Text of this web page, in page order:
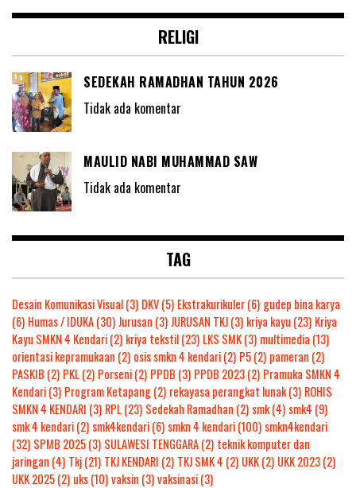
RELIGI
SEDEKAH RAMADHAN TAHUN 2026
Tidak ada komentar
MAULID NABI MUHAMMAD SAW
Tidak ada komentar
TAG
Desain Komunikasi Visual(3) DKV(5) Ekstrakurikuler(6) gudep bina karya
(6) Humas / IDUKA(30)Jurusan (3)JURUSAN TKJ(3) kriya kayu (23) Kriya
Kayu SMKN 4 Kendari(2) kriya tekstil(23) LKS SMK(3) multimedia (13)
orientasi kepramukaan (2) osis smkn 4 kendari(2) P5(2) pameran (2)
PASKIB (2) PKL(2) Porseni(2) PPDB (3) PPDB 2023(2) Pramuka SMKN 4
Kendari(3) Program Ketapang(2) rekayasa perangkat lunak(3) ROHIS
SMKN 4 KENDARI (3) RPL(23) Sedekah Ramadhan (2) smk(4) smk4 (9)
smk 4 kendari(2) smk4kendari(6) smkn 4 kendari(100) smkn4kendari
(32) SPMB 2025(3) SULAWESI TENGGARA(2) teknik komputer dan
jaringan (4) Tkj(21) TKJ KENDARI (2) TKJ SMK 4 (2) UKK(2) UKK 2023(2)
UKK 2025(2) uks(10)vaksin (3)vaksinasi(3)